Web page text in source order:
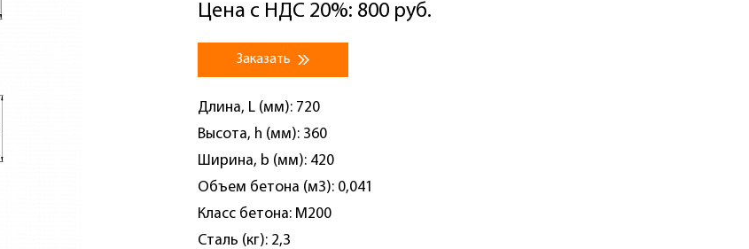
Цена с НДС 20%: 800 руб.
Заказать
Длина, L (мм): 720
Высота, h (мм): 360
Ширина, b (мм): 420
Объем бетона (м3): 0,041
Класс бетона: М200
Сталь (кг): 2,3